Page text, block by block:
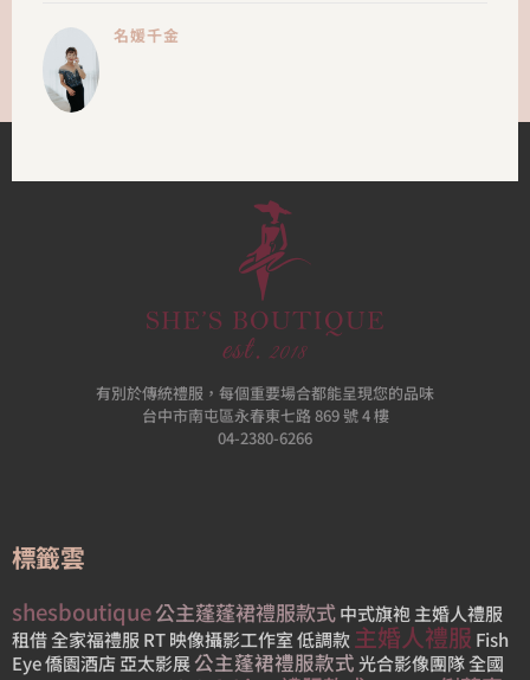
名媛千金
有別於傳統禮服，每個重要場合都能呈現您的品味
台中市南屯區永春東七路 869 號 4 樓
04-2380-6266
標籤雲
shesboutique公主蓬蓬裙禮服款式中式旗袍主婚人禮服
租借全家福禮服 RT 映像攝影工作室低調款 主婚人禮服 Fish
Eye僑園酒店亞太影展公主蓬裙禮服款式光合影像團隊全國